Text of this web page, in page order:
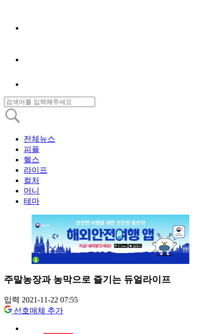
전체뉴스
피플
헬스
라이프
컬처
머니
테마
주말농장과 농막으로 즐기는 듀얼라이프
입력 2021-11-22 07:55
선호매체 추가